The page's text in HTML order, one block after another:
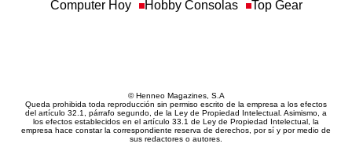
del artículo 32.1, párrafo segundo, de la Ley de Propiedad Intelectual. Asimismo, a
los efectos establecidos en el artículo 33.1 de Ley de Propiedad Intelectual, la
empresa hace constar la correspondiente reserva de derechos, por sí y por medio de
sus redactores o autores.